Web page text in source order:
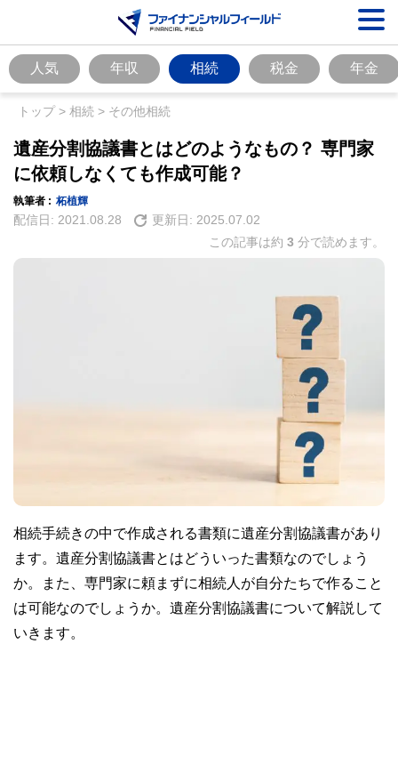
人気 年収 相続 税金 年金
トップ> 相続 > その他相続
遺産分割協議書とはどのようなもの？ 専門家
に依頼しなくても作成可能？
執筆者 : 柘植輝
配信日: 2021.08.28 更新日: 2025.07.02
この記事は約 3 分で読めます。
相続手続きの中で作成される書類に遺産分割協議書があり
ます。遺産分割協議書とはどういった書類なのでしょう
か。また、専門家に頼まずに相続人が自分たちで作ること
は可能なのでしょうか。遺産分割協議書について解説して
いきます。